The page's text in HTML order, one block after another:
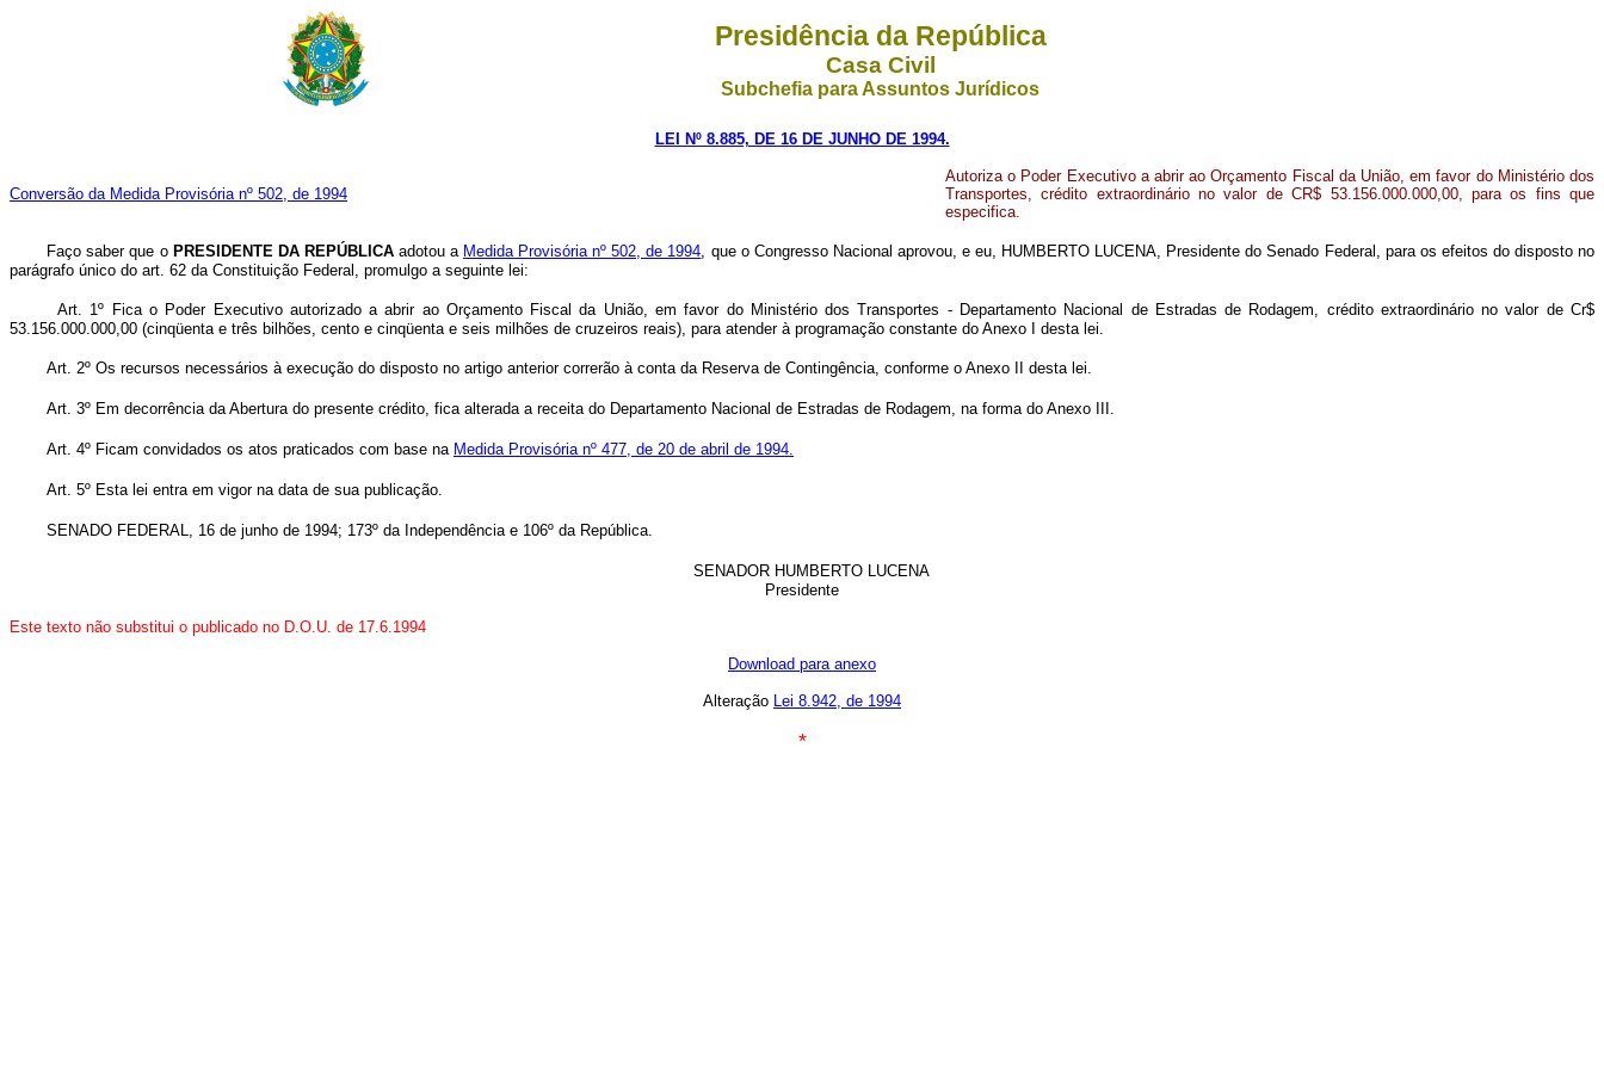
Presidência da República
Casa Civil
Subchefia para Assuntos Jurídicos
LEI Nº 8.885, DE 16 DE JUNHO DE 1994.
Conversão da Medida Provisória nº 502, de 1994
Autoriza o Poder Executivo a abrir ao Orçamento Fiscal da União, em favor do Ministério dos
Transportes, crédito extraordinário no valor de CR$ 53.156.000.000,00, para os fins que
especifica.
Faço saber que o PRESIDENTE DA REPÚBLICAadotou a Medida Provisória nº 502, de 1994, que o Congresso Nacional aprovou, e eu, HUMBERTO LUCENA, Presidente do Senado Federal, para os efeitos do disposto no
parágrafo único do art. 62 da Constituição Federal, promulgo a seguinte lei:
Art. 1º Fica o Poder Executivo autorizado a abrir ao Orçamento Fiscal da União, em favor do Ministério dos Transportes - Departamento Nacional de Estradas de Rodagem, crédito extraordinário no valor de Cr$
53.156.000.000,00 (cinqüenta e três bilhões, cento e cinqüenta e seis milhões de cruzeiros reais), para atender à programação constante do Anexo I desta lei.
Art. 2º Os recursos necessários à execução do disposto no artigo anterior correrão à conta da Reserva de Contingência, conforme o Anexo II desta lei.
Art. 3º Em decorrência da Abertura do presente crédito, fica alterada a receita do Departamento Nacional de Estradas de Rodagem, na forma do Anexo III.
Art. 4º Ficam convidados os atos praticados com base na Medida Provisória nº 477, de 20 de abril de 1994.
Art. 5º Esta lei entra em vigor na data de sua publicação.
SENADO FEDERAL, 16 de junho de 1994; 173º da Independência e 106º da República.
SENADOR HUMBERTO LUCENA
Presidente
Este texto não substitui o publicado no D.O.U. de 17.6.1994
Download para anexo
Alteração Lei 8.942, de 1994
*